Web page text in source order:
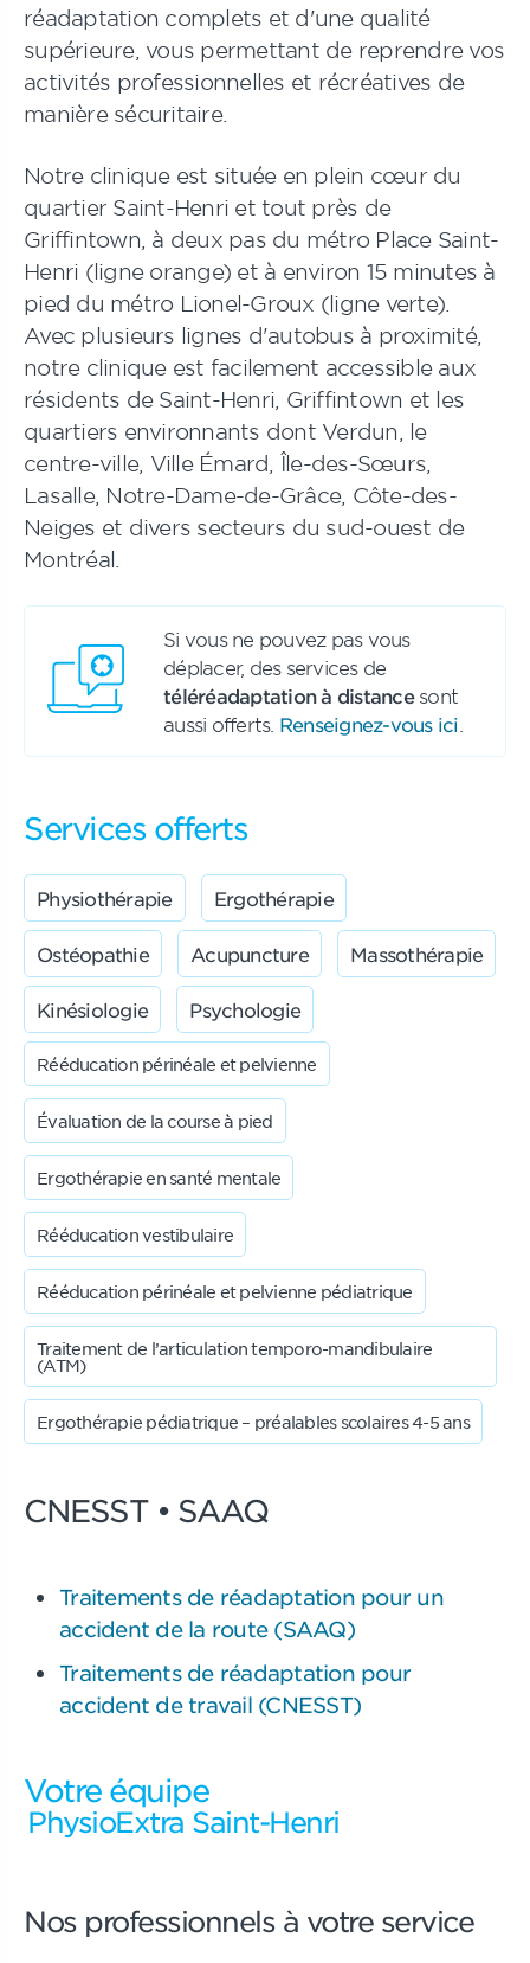
réadaptation complets et d'une qualité
supérieure, vous permettant de reprendre vos
activités professionnelles et récréatives de
manière sécuritaire.
Notre clinique est située en plein cœur du
quartier Saint-Henri et tout près de
Griffintown, à deux pas du métro Place Saint-
Henri (ligne orange) et à environ 15 minutes à
pied du métro Lionel-Groux (ligne verte).
Avec plusieurs lignes d'autobus à proximité,
notre clinique est facilement accessible aux
résidents de Saint-Henri, Griffintown et les
quartiers environnants dont Verdun, le
centre-ville, Ville Émard, Île-des-Sœurs,
Lasalle, Notre-Dame-de-Grâce, Côte-des-
Neiges et divers secteurs du sud-ouest de
Montréal.
Si vous ne pouvez pas vous
déplacer, des services de
téléréadaptation à distancesont
aussi offerts. Renseignez-vous ici
Services offerts
Physiothérapie Ergothérapie
Ostéopathie Acupuncture Massothérapie
Kinésiologie Psychologie
Rééducation périnéale et pelvienne
Évaluation de la course à pied
Ergothérapie en santé mentale
Rééducation vestibulaire
Rééducation périnéale et pelvienne pédiatrique
Traitement de l’articulation temporo-mandibulaire
(ATM)
Ergothérapie pédiatrique – préalables scolaires 4-5 ans
CNESST • SAAQ
Traitements de réadaptation pour un
accident de la route (SAAQ)
Traitements de réadaptation pour
accident de travail (CNESST)
Votre équipe
PhysioExtra Saint-Henri
Nos professionnels à votre service